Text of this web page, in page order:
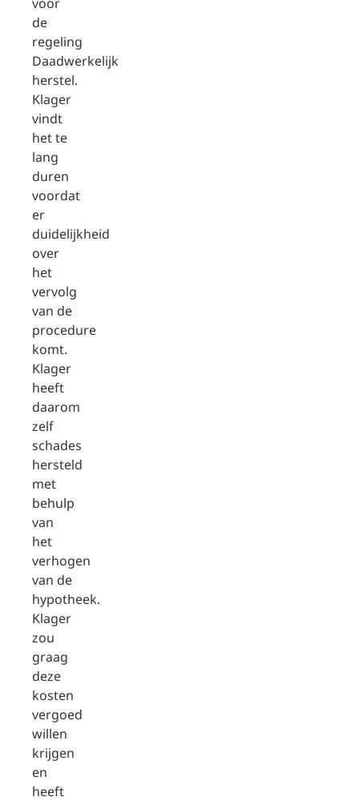
de
regeling
Daadwerkelijk
herstel.
Klager
vindt
het te
lang
duren
voordat
er
duidelijkheid
over
het
vervolg
van de
procedure
komt.
Klager
heeft
daarom
zelf
schades
hersteld
met
behulp
van
het
verhogen
van de
hypotheek.
Klager
zou
graag
deze
kosten
vergoed
willen
krijgen
en
heeft